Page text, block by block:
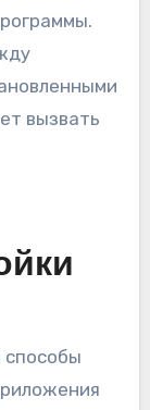
вызвать